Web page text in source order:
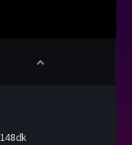
148dk